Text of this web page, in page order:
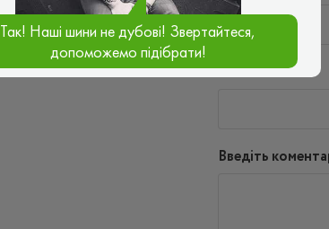
Ваш e-mail*
Введіть
Так! Наші шини не дубові! Звертайтеся,
допоможемо підібрати!